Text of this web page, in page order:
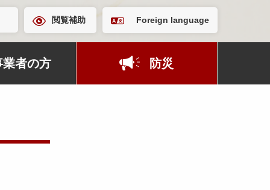
閲覧補助 Foreign language
業者の方 防災